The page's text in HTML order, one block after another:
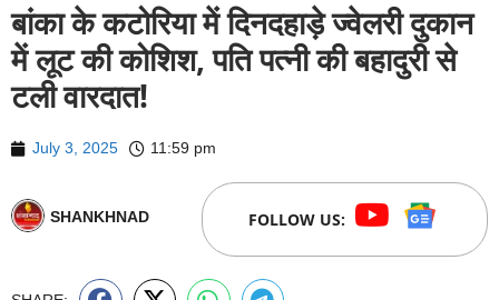
बांका के कटोरिया में दिनदहाड़े ज्वेलरी दुकान
में लूट की कोशिश, पति पत्नी की बहादुरी से
टली वारदात!
July 3, 2025 11:59 pm
SHANKHNAD FOLLOW US: